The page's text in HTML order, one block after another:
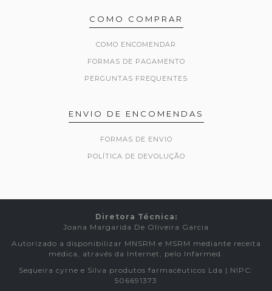
COMO COMPRAR
COMO ENCOMENDAR
FORMAS DE PAGAMENTO
PERGUNTAS FREQUENTES
ENVIO DE ENCOMENDAS
FORMAS DE ENVIO
POLÍTICA DE DEVOLUÇÃO
Diretora Técnica:
Joana Margarida De Oliveira Garcia
Autorizado a disponibilizar MNSRM e MSRM mediante receita
médica, através da Internet, pelo Infarmed.
Sequeira cyrne e Silva produtos farmacêuticos Lda | NIPC:
506691373